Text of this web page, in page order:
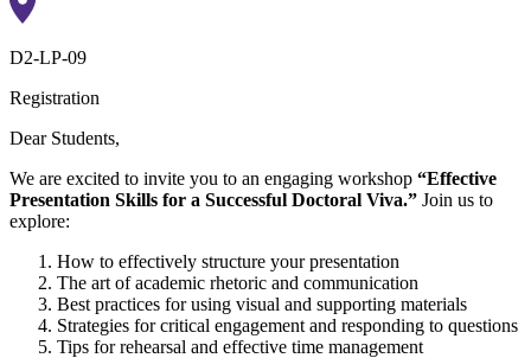
D2-LP-09
Registration
Dear Students,
We are excited to invite you to an engaging workshop “Effective
Presentation Skills for a Successful Doctoral Viva.” Join us to
explore:
How to effectively structure your presentation
The art of academic rhetoric and communication
Best practices for using visual and supporting materials
Strategies for critical engagement and responding to questions
Tips for rehearsal and effective time management